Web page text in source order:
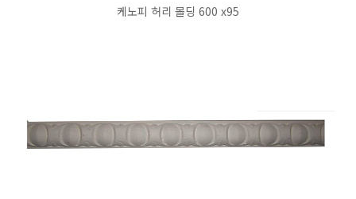
케노피 허리 몰딩 600 x95